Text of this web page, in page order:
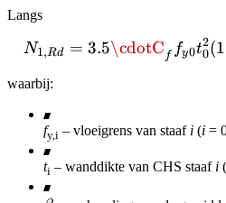
Langs
N1,Rd = 3.5\cdotC f fy0t0
2(1
waarbij:
fy,i – vloeigrens van staaf i (i =
ti – wanddikte van CHS staaf i (